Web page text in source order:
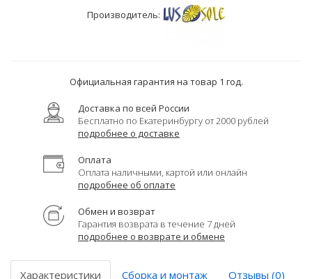
Производитель:
Официальная гарантия на товар 1 год.
Доставка по всей России
Бесплатно по Екатеринбургу от 2000 рублей
подробнее о доставке
Оплата
Оплата наличными, картой или онлайн
подробнее об оплате
Обмен и возврат
Гарантия возврата в течение 7 дней
подробнее о возврате и обмене
Характеристики Сборка и монтаж Отзывы (0)